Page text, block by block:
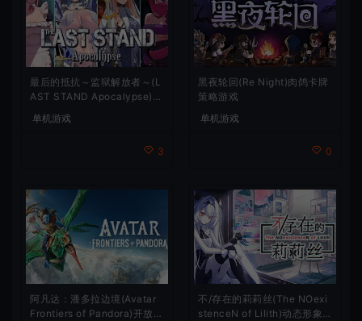
最后的抵抗～监狱解放者～(L
AST STAND Apocalypse)卡
通动作幸存者游戏
单机游戏
3
黑夜轮回(Re Night)肉鸽卡牌
策略游戏
单机游戏
0
阿凡达：潘多拉边境(Avatar
Frontiers of Pandora)开放世
不/存在的莉莉丝(The NOexi
stenceN of Lilith)动态形象